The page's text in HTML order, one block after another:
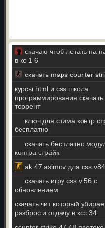
скачаю чтоб летать на
в кс 1 6
скачать maps counter
курсы html и css школа
программирования скачать
торрент
ключ для стима контр
бесплатно
скачать бесплатно
контра страйк
ak 47 asimov для css v84
скачать игру css v 56 с
обновлением
скачать чит который
разброс и отдачу в ксс 34